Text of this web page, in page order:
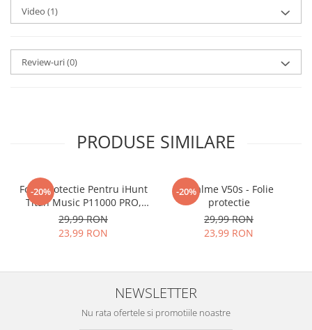
Foliile noastre sunt
tu.
Materialul folosit in
esteNano Glass flexibil.
AcestagaranteazacaNU SE
SPARGE in mii de cioburi
ascutite si periculoase.
zgarieturi si spargere, ci si
INTARESTE ecranul!
Folia avand rezistenta 9H la
Video (1)
Review-uri(0)
PRODUSE SIMILARE
-20%
Folie Protectie Pentru iHunt
Titan Music P11000 PRO,
VDOO
29,99 RON
23,99 RON
-20%
Realme V50s - Folie
protectie
29,99 RON
23,99 RON
NEWSLETTER
Nu rata ofertele si promotiile noastre